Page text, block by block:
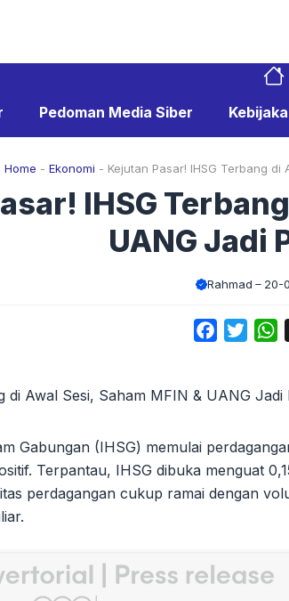
Pedoman Media Siber
Home - Ekonomi - Kejutan Pasar! IHSG Terbang di
IHSG
UANG Jadi
Rahmad 20-
Facebook
Gabungan (IHSG) memulai
Terpantau, IHSG dibuka menguat
perdagangan cukup ramai dengan